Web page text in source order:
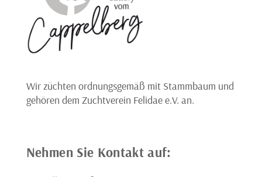
Wir züchten ordnungsgemäß mit Stammbaum und
gehören dem Zuchtverein Felidae e.V. an.
Nehmen Sie Kontakt auf: